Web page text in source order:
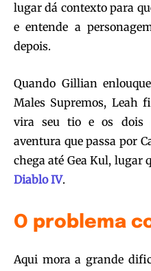
lugar dá contexto para
e entende a
depois.
Quando Gillian
Males Supremos, Leah
vira seu tio e os dois
aventura que passa por
chega até Gea Kul, lugar
Diablo IV.
O problema
Aqui mora a grande